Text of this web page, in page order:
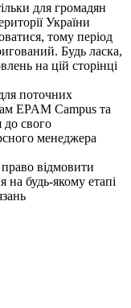
для громадян
України
тому період
Будь ласка,
на цій сторінці
поточних
EPAM Campus та
до свого
менеджера
відмовити
будь-якому етапі